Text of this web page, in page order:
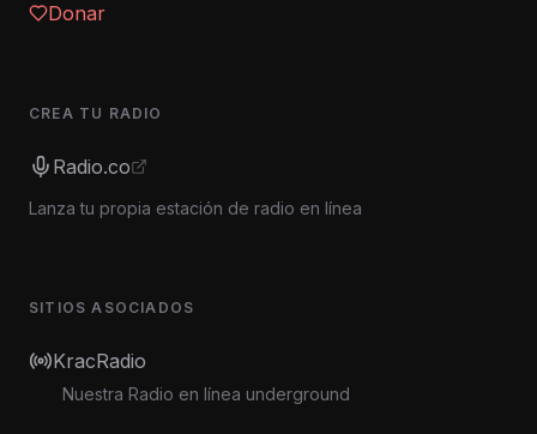
Donar
CREA TU RADIO
Radio.co
Lanza tu propia estación de radio en línea
SITIOS ASOCIADOS
KracRadio
Nuestra Radio en línea underground